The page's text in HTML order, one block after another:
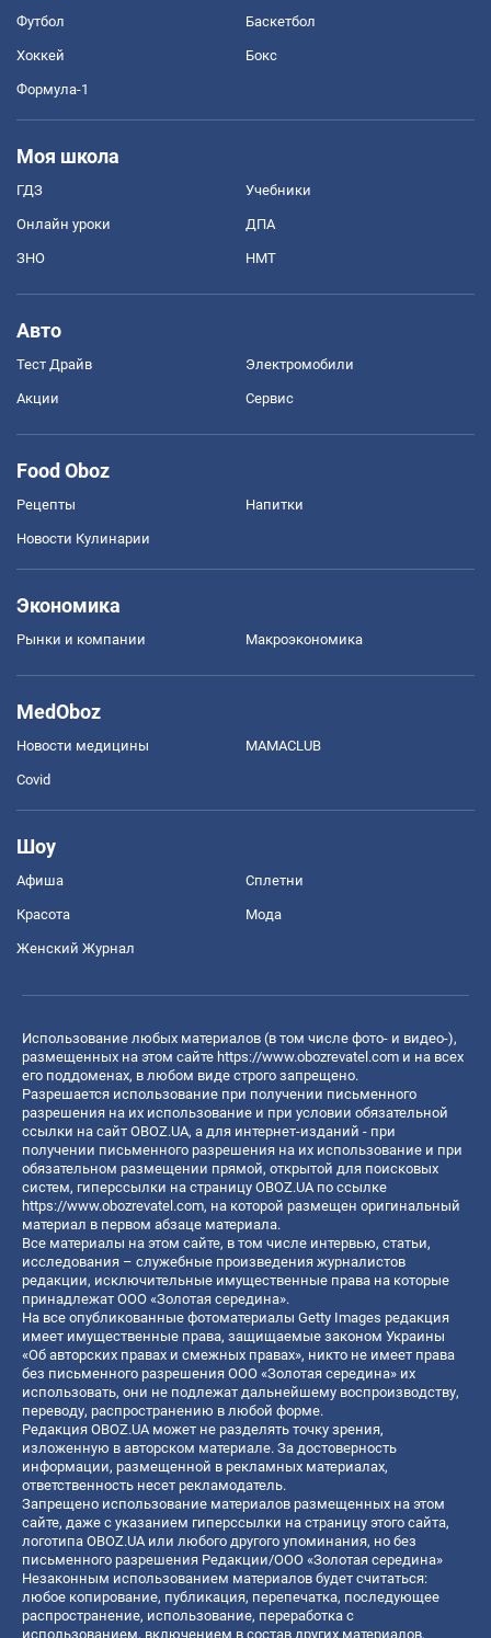
Футбол Баскетбол
Хоккей Бокс
Формула-1
Моя школа
ГДЗ Учебники
Онлайн уроки ДПА
ЗНО НМТ
Авто
Тест Драйв Электромобили
Акции Сервис
Food Oboz
Рецепты Напитки
Новости Кулинарии
Экономика
Рынки и компании Mакроэкономика
MedOboz
Новости медицины MAMACLUB
Covid
Шоу
Афиша Сплетни
Красота Мода
Женский Журнал
Использование любых материалов (в том числе фото- и видео-),
размещенных на этом сайте https://www.obozrevatel.com и на всех
его поддоменах, в любом виде строго запрещено.
Разрешается использование при получении письменного
разрешения на их использование и при условии обязательной
ссылки на сайт OBOZ.UA, а для интернет-изданий - при
получении письменного разрешения на их использование и при
обязательном размещении прямой, открытой для поисковых
систем, гиперссылки на страницу OBOZ.UA по ссылке
https://www.obozrevatel.com, на которой размещен оригинальный
материал в первом абзаце материала.
Все материалы на этом сайте, в том числе интервью, статьи,
исследования – служебные произведения журналистов
редакции, исключительные имущественные права на которые
принадлежат ООО «Золотая середина».
На все опубликованные фотоматериалы Getty Images редакция
имеет имущественные права, защищаемые законом Украины
«Об авторских правах и смежных правах», никто не имеет права
без письменного разрешения ООО «Золотая середина» их
использовать, они не подлежат дальнейшему воспроизводству,
переводу, распространению в любой форме.
Редакция OBOZ.UA может не разделять точку зрения,
изложенную в авторском материале. За достоверность
информации, размещенной в рекламных материалах,
ответственность несет рекламодатель.
Запрещено использование материалов размещенных на этом
сайте, даже с указанием гиперссылки на страницу этого сайта,
логотипа OBOZ.UA или любого другого упоминания, но без
письменного разрешения Редакции/ООО «Золотая середина»
Незаконным использованием материалов будет считаться:
любое копирование, публикация, перепечатка, последующее
распространение, использование, переработка с
использованием, включением в состав других материалов,